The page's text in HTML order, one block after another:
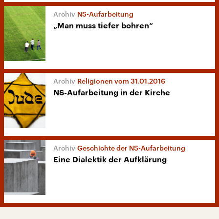
NS-Aufarbeitung
„Man muss tiefer bohren“
Religionen vom 31.01.2016
NS-Aufarbeitung in der Kirche
Geschichte der NS-Aufarbeitung
Eine Dialektik der Aufklärung